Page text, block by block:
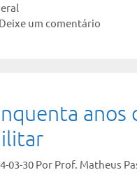
Deixe um comentário
anos
03-30 Por Prof. Matheus